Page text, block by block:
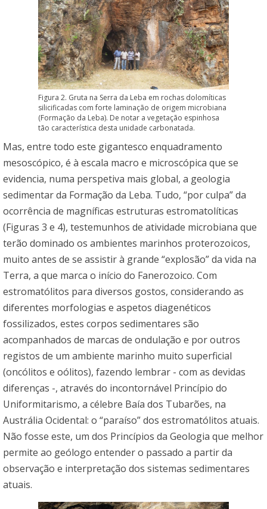
Figura 2. Gruta na Serra da Leba em rochas dolomíticas
silicificadas com forte laminação de origem microbiana
(Formação da Leba). De notar a vegetação espinhosa
tão característica desta unidade carbonatada.
Mas, entre todo este gigantesco enquadramento
mesoscópico, é à escala macro e microscópica que se
evidencia, numa perspetiva mais global, a geologia
sedimentar da Formação da Leba. Tudo, “por culpa” da
ocorrência de magníficas estruturas estromatolíticas
(Figuras 3 e 4), testemunhos de atividade microbiana que
terão dominado os ambientes marinhos proterozoicos,
muito antes de se assistir à grande “explosão” da vida na
Terra, a que marca o início do Fanerozoico. Com
estromatólitos para diversos gostos, considerando as
diferentes morfologias e aspetos diagenéticos
fossilizados, estes corpos sedimentares são
acompanhados de marcas de ondulação e por outros
registos de um ambiente marinho muito superficial
(oncólitos e oólitos), fazendo lembrar - com as devidas
diferenças -, através do incontornável Princípio do
Uniformitarismo, a célebre Baía dos Tubarões, na
Austrália Ocidental: o “paraíso” dos estromatólitos atuais.
Não fosse este, um dos Princípios da Geologia que melhor
permite ao geólogo entender o passado a partir da
observação e interpretação dos sistemas sedimentares
atuais.